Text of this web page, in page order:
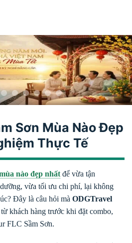
Sơn Mùa Nào Đẹp
Thực Tế
nào đẹp nhất để vừa tận
vừa tối ưu chi phí, lại không
Đây là câu hỏi mà ODGTravel
từ khách hàng trước khi đặt combo,
FLC Sầm Sơn.